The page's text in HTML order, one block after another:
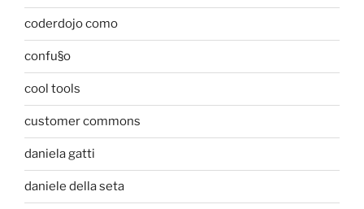
coderdojo como
confu§o
cool tools
customer commons
daniela gatti
daniele della seta